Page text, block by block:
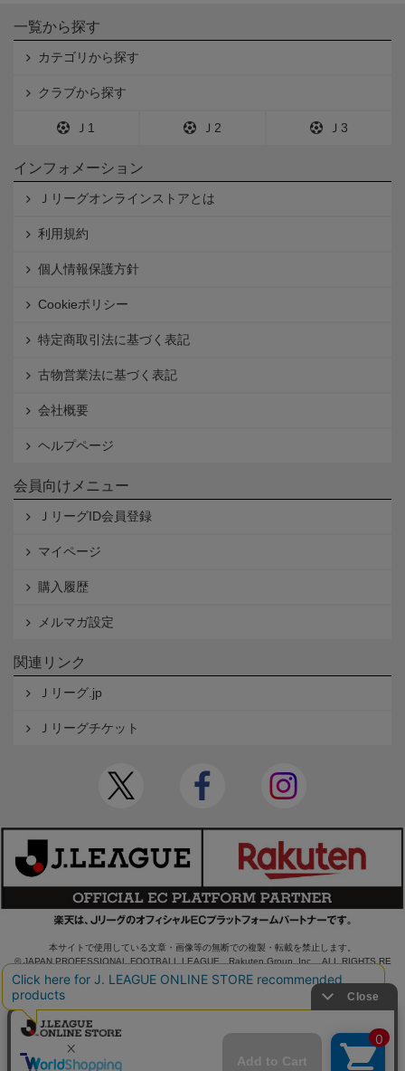
一覧から探す
カテゴリから探す
クラブから探す
Ｊ1 Ｊ2 Ｊ3
インフォメーション
Ｊリーグオンラインストアとは
利用規約
個人情報保護方針
Cookieポリシー
特定商取引法に基づく表記
古物営業法に基づく表記
会社概要
ヘルプページ
会員向けメニュー
ＪリーグID会員登録
マイページ
購入履歴
メルマガ設定
関連リンク
Ｊリーグ.jp
Ｊリーグチケット
本サイトで使用している文章・画像等の無断での複製・転載を禁止します。
© JAPAN PROFESSIONAL FOOTBALL LEAGUE Rakuten Group, Inc. ALL RIGHTS RE
SERVED.